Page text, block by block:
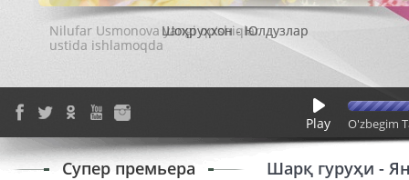
Шоҳруҳхон - Юлдузлар
Play O'zbegim
Шарқ гуруҳи -
Супер премьера